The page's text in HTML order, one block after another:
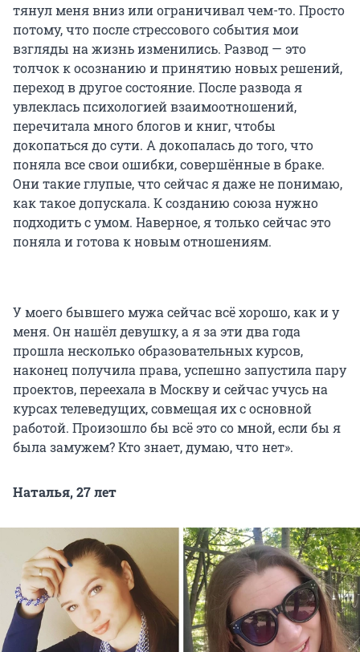
тянул меня вниз или ограничивал чем-то. Просто
потому, что после стрессового события мои
взгляды на жизнь изменились. Развод — это
толчок к осознанию и принятию новых решений,
переход в другое состояние. После развода я
увлеклась психологией взаимоотношений,
перечитала много блогов и книг, чтобы
докопаться до сути. А докопалась до того, что
поняла все свои ошибки, совершённые в браке.
Они такие глупые, что сейчас я даже не понимаю,
как такое допускала. К созданию союза нужно
подходить с умом. Наверное, я только сейчас это
поняла и готова к новым отношениям.
У моего бывшего мужа сейчас всё хорошо, как и у
меня. Он нашёл девушку, а я за эти два года
прошла несколько образовательных курсов,
наконец получила права, успешно запустила пару
проектов, переехала в Москву и сейчас учусь на
курсах телеведущих, совмещая их с основной
работой. Произошло бы всё это со мной, если бы я
была замужем? Кто знает, думаю, что нет».
Наталья, 27 лет